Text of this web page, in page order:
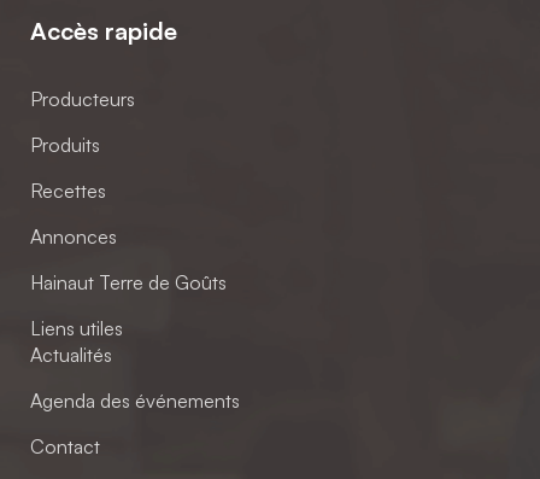
Accès rapide
Producteurs
Produits
Recettes
Annonces
Hainaut Terre de Goûts
Liens utiles
Actualités
Agenda des événements
Contact